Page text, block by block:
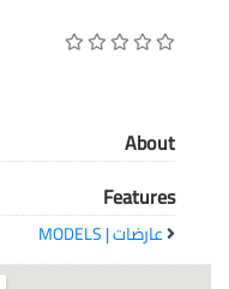
معاً نحو خلق مجتمع مبدع
About
Features
عارضات | MODELS